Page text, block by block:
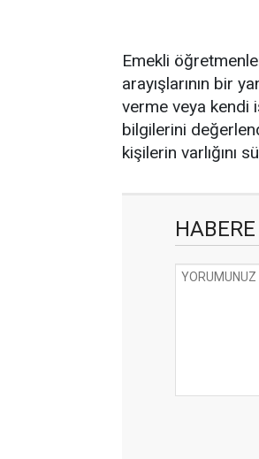
Emekli
arayışlarının bir
verme veya kendi
bilgilerini
kişilerin varlığını
HABERE